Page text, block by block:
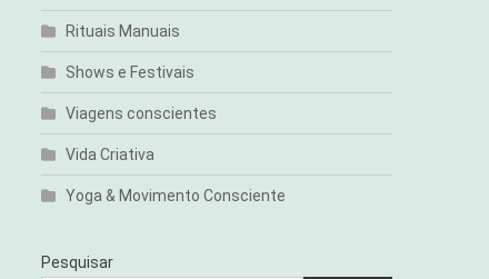
Rituais Manuais
Shows e Festivais
Viagens conscientes
Vida Criativa
Yoga & Movimento Consciente
Pesquisar